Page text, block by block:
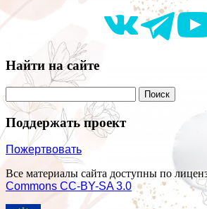
Найти на сайте
Поддержать проект
Пожертвовать
Все материалы сайта доступны по
Commons СС-BY-SA 3.0